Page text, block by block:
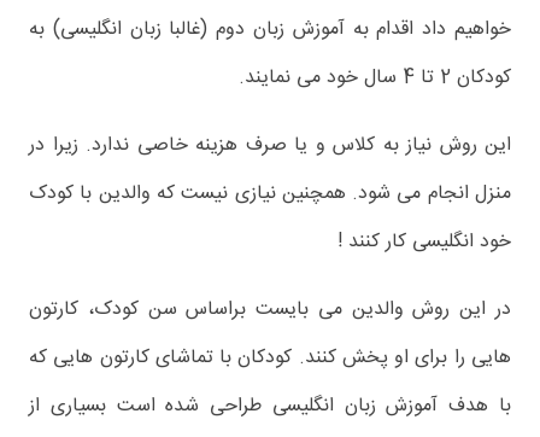
خواهیم داد اقدام به آموزش زبان دوم (غالبا زبان انگلیسی) به
کودکان 2 تا 4 سال خود می نمایند.
این روش نیاز به کلاس و یا صرف هزینه خاصی ندارد. زیرا در
منزل انجام می شود. همچنین نیازی نیست که والدین با کودک
خود انگلیسی کار کنند !
در این روش والدین می بایست براساس سن کودک، کارتون
هایی را برای او پخش کنند. کودکان با تماشای کارتون هایی که
با هدف آموزش زبان انگلیسی طراحی شده است بسیاری از